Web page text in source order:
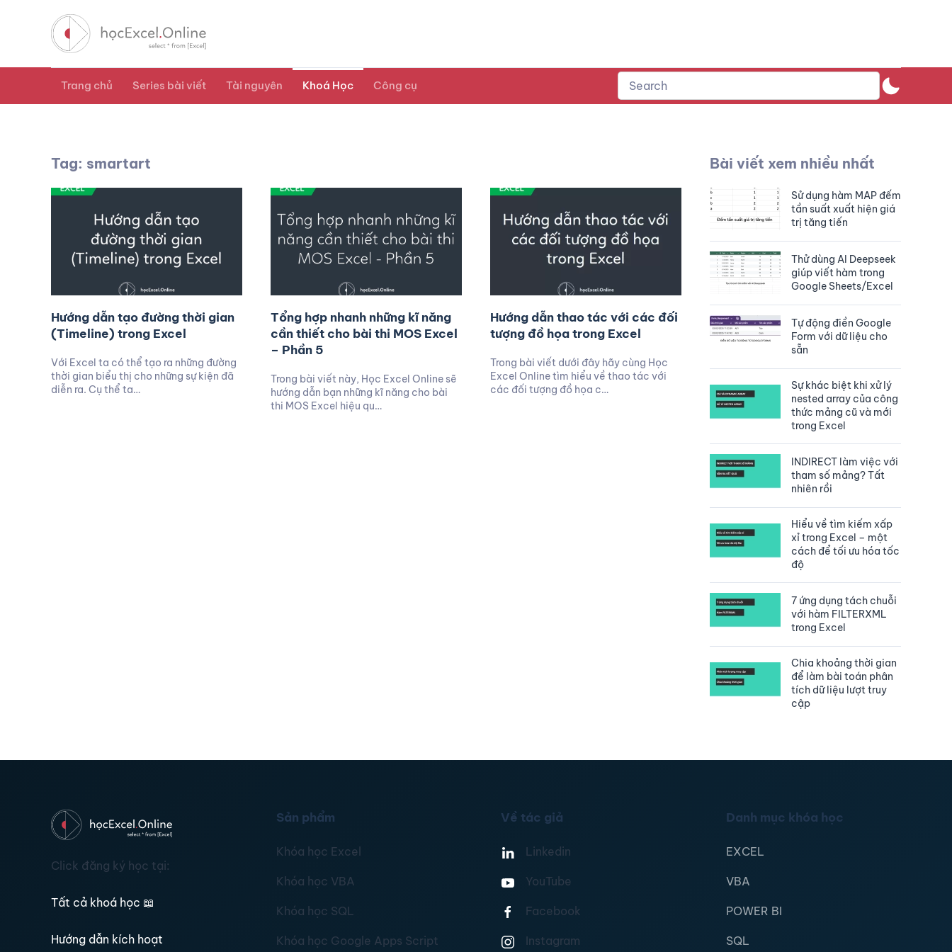
Trang chủ Series bài viết Tài nguyên Khoá Học Công cụ
Tag: smartart
Hướng dẫn tạo đường thời gian
(Timeline) trong Excel
Với Excel ta có thể tạo ra những đường
thời gian biểu thị cho những sự kiện đã
diễn ra. Cụ thể ta…
Tổng hợp nhanh những kĩ năng
cần thiết cho bài thi MOS Excel
– Phần 5
Trong bài viết này, Học Excel Online sẽ
hướng dẫn bạn những kĩ năng cho bài
thi MOS Excel hiệu qu…
Hướng dẫn thao tác với các đối
tượng đồ họa trong Excel
Trong bài viết dưới đây hãy cùng Học
Excel Online tìm hiểu về thao tác với
các đối tượng đồ họa c…
Bài viết xem nhiều nhất
Sử dụng hàm MAP đếm
tần suất xuất hiện giá
trị tăng tiến
Thử dùng AI Deepseek
giúp viết hàm trong
Google Sheets/Excel
Tự động điền Google
Form với dữ liệu cho
sẵn
Sự khác biệt khi xử lý
nested array của công
thức mảng cũ và mới
trong Excel
INDIRECT làm việc với
tham số mảng? Tất
nhiên rồi
Hiểu về tìm kiếm xấp
xỉ trong Excel – một
cách để tối ưu hóa tốc
độ
7 ứng dụng tách chuỗi
với hàm FILTERXML
trong Excel
Chia khoảng thời gian
để làm bài toán phân
tích dữ liệu lượt truy
cập
Click đăng ký học tại:
Tất cả khoá học 📖
Hướng dẫn kích hoạt
Sản phẩm
Khóa học Excel
Khóa học VBA
Khóa học SQL
Khóa học Google Apps Script
Về tác giả
Linkedin
YouTube
Facebook
Instagram
Danh mục khóa học
EXCEL
VBA
POWER BI
SQL